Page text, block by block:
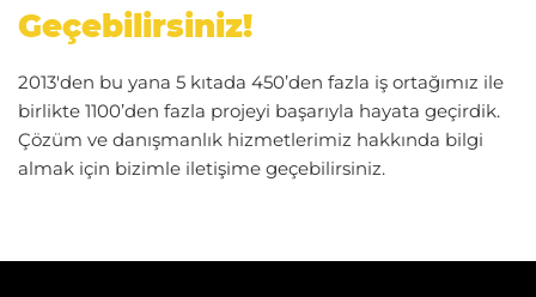
Geçebilirsiniz!
2013'den bu yana 5 kıtada 450’den fazla iş ortağımız ile
birlikte 1100’den fazla projeyi başarıyla hayata geçirdik.
Çözüm ve danışmanlık hizmetlerimiz hakkında bilgi
almak için bizimle iletişime geçebilirsiniz.